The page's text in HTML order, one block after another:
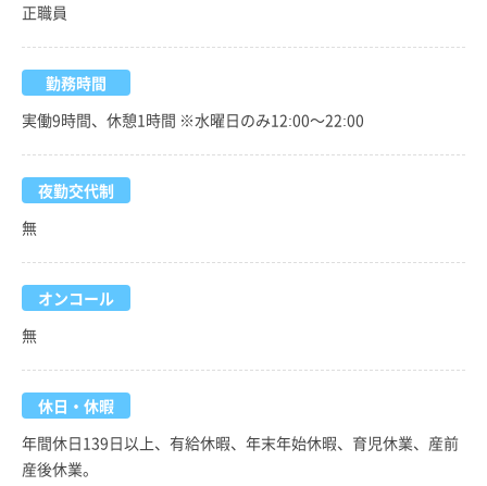
正職員
勤務時間
実働9時間、休憩1時間 ※水曜日のみ12:00～22:00
夜勤交代制
無
オンコール
無
休日・休暇
年間休日139日以上、有給休暇、年末年始休暇、育児休業、産前
産後休業。